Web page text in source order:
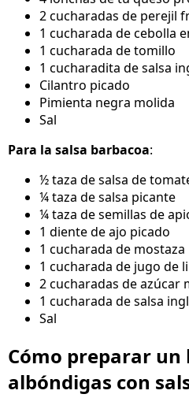
2 cucharadas de perejil
1 cucharada de cebolla
1 cucharada de tomillo
1 cucharadita de salsa
Cilantro picado
Pimienta negra molida
Sal
Para la salsa barbacoa:
½ taza de salsa de
¼ taza de salsa picante
¼ taza de semillas de
1 diente de ajo picado
1 cucharada de mostaza
1 cucharada de jugo de
2 cucharadas de azúcar
1 cucharada de salsa
Sal
Cómo preparar un
albóndigas con